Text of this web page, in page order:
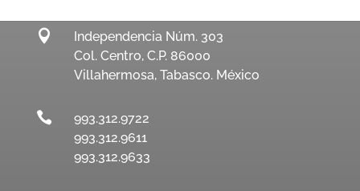

Independencia Núm. 303
Col. Centro, C.P. 86000
Villahermosa, Tabasco. México

993.312.9722
993.312.9611
993.312.9633